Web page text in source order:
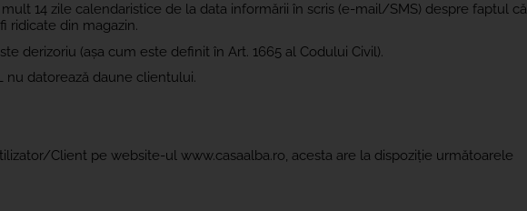
14 zile calendaristice de la data informării în scris (e-mail/SMS) despre faptul că
ridicate din magazin.
derizoriu (așa cum este definit în Art. 1665 al Codului Civil).
nu datorează daune clientului.
Client pe website-ul www.casaalba.ro, acesta are la dispoziție următoarele